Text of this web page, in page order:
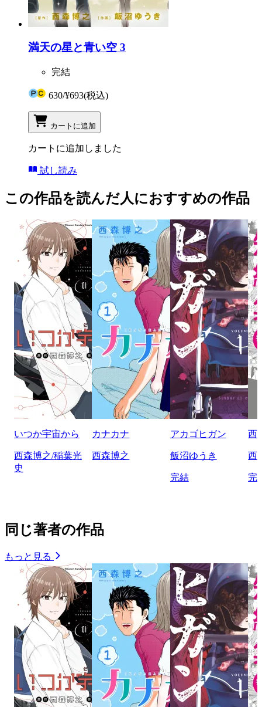
満天の星と青い空 3
完結
630/¥693(税込)
カートに追加
カートに追加しました
試し読み
この作品を読んだ人におすすめの作品
いつか宇宙から
西森博之/稲葉光
史
カナカナ
西森博之
アカゴヒガン
飯沼ゆうき
完結
西
西
完
同じ著者の作品
もっと見る